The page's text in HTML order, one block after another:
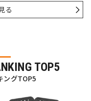
る
TOP5
ングTOP5